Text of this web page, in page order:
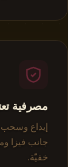
مصرفية
جانب فيزا
خفيّة.